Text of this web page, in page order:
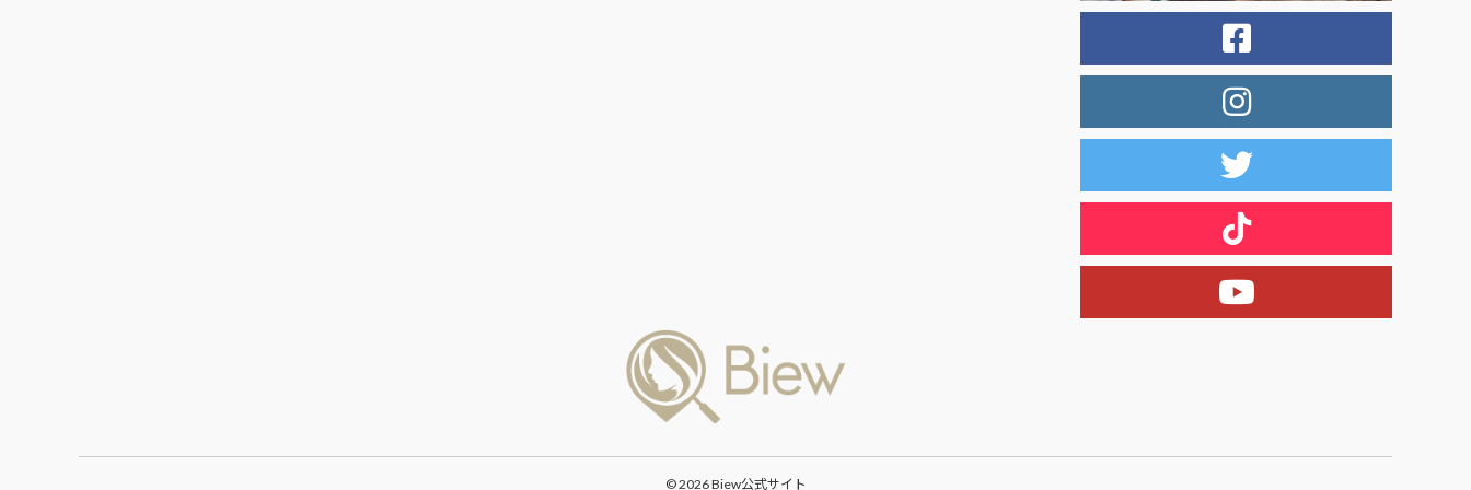
© 2026 Biew公式サイト